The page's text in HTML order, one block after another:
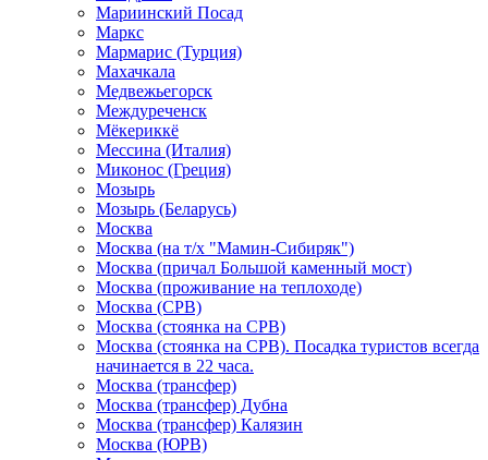
Мариинский Посад
Маркс
Мармарис (Турция)
Махачкала
Медвежьегорск
Междуреченск
Мёкериккё
Мессина (Италия)
Миконос (Греция)
Мозырь
Мозырь (Беларусь)
Москва
Москва (на т/х "Мамин-Сибиряк")
Москва (причал Большой каменный мост)
Москва (проживание на теплоходе)
Москва (СРВ)
Москва (стоянка на СРВ)
Москва (стоянка на СРВ). Посадка туристов всегда
начинается в 22 часа.
Москва (трансфер)
Москва (трансфер) Дубна
Москва (трансфер) Калязин
Москва (ЮРВ)